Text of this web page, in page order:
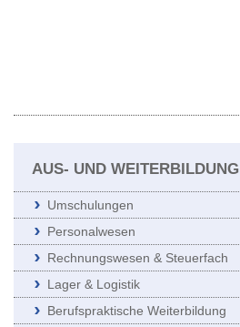
AUS- UND WEITERBILDUNG
Umschulungen
Personalwesen
Rechnungswesen & Steuerfach
Lager & Logistik
Berufspraktische Weiterbildung